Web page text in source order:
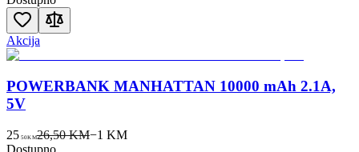
Akcija
POWERBANK MANHATTAN 10000 mAh 2.1A,
5V
25 50KM26,50 KM−1 KM
Dostupno